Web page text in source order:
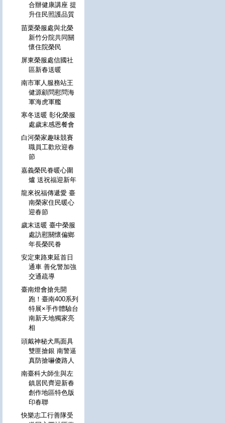
合辦健康講座 提
升住民照護品質
苗栗榮服處與北榮
新竹分院共同關
懷住院榮民
屏東榮服處信國社
區新春送暖
南市軍人服務站王
健源顧問慰問海
軍海虎軍艦
寒冬送暖 彰化榮服
處歲末感恩餐會
白河榮家趣味競賽
職員工歡欣迎春
節
嘉義榮民眷暖心圍
爐 送祝福迎新年
龍來祝福傳遞愛 臺
南榮家住民暖心
迎春節
歲末送暖 臺中榮服
處訪慰關懷偏鄉
年長榮民眷
安定東路東延首日
通車 善化警加強
交通疏導
臺南燈會搶先開
跑！臺南400系列
特展×手作體驗台
南新天地獨家亮
相
頭戴神秘犬馬面具
雙匪搶銀 南警逼
真防搶嚇傻路人
南臺科大師生與左
鎮居民齊迎新春
創作地區特色版
印春聯
快樂志工行善隊受